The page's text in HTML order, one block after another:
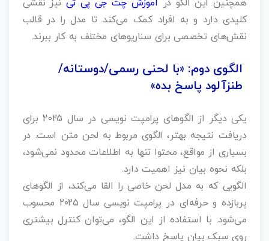
همچنین این الگو درآموزش چت جی پی تی نیز نقشی
کلیدی دارد و به افراد کمک می‌کند تا مدل را در قالب
نقش‌های تخصصی برای سناریوهای مختلف به کار ببرند.
الگوی دوم: «با لحنی رسمی/دوستانه/
طنزآلود پاسخ بده»
یکی دیگر از الگوهای پرامپت‌ نویسی در سال 2025 برای
دریافت نتیجه بهتر، الگوی مربوط به لحن متن است. در
بسیاری از مواقع، محتوا تنها به اطلاعات محدود نمی‌شود،
بلکه نحوه بیان نیز اهمیت دارد.
الگویی که به مدل لحن خاصی را القا می‌کند، از الگوهای
پربازده و حرفه‌ای در پرامپت نویسی سال ۲۰۲۵ محسوب
می‌شود. با استفاده از این الگو، می‌توان کنترل بیشتری
روی سبک بیان پاسخ داشت.